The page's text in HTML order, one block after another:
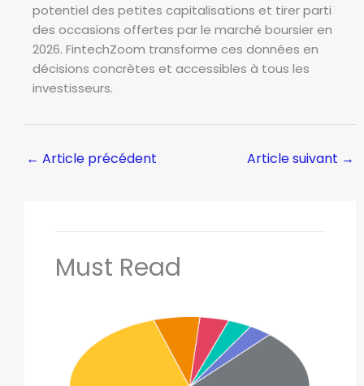
potentiel des petites capitalisations et tirer parti
des occasions offertes par le marché boursier en
2026. FintechZoom transforme ces données en
décisions concrètes et accessibles à tous les
investisseurs.
← Article précédent Article suivant →
Must Read